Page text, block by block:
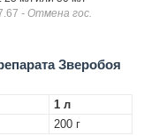
- Отмена гос.
Зверобоя
1 л
200 г